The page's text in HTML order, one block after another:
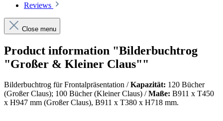
Reviews
Close menu
Product information "Bilderbuchtrog
"Großer & Kleiner Claus""
Bilderbuchtrog für Frontalpräsentation /Kapazität: 120 Bücher
(Großer Claus); 100 Bücher (Kleiner Claus) /Maße: B911 x T450
x H947 mm (Großer Claus), B911 x T380 x H718 mm.